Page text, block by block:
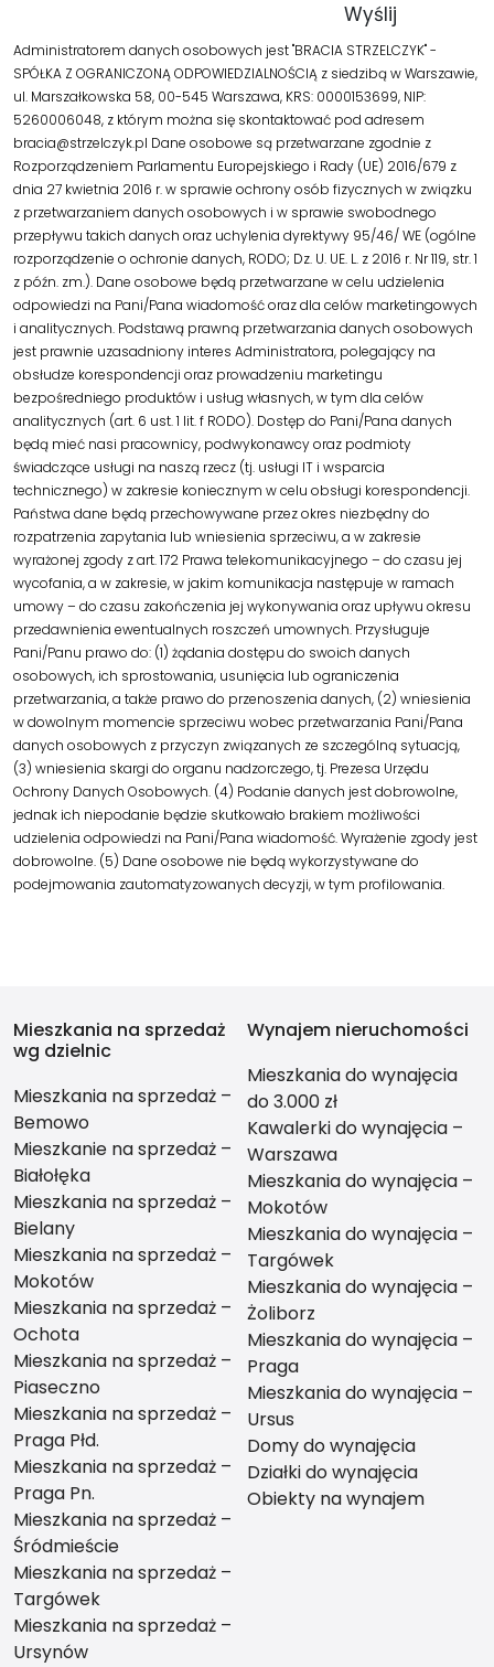
Administratorem danych osobowych jest "BRACIA STRZELCZYK" -
SPÓŁKA Z OGRANICZONĄ ODPOWIEDZIALNOŚCIĄ z siedzibą w Warszawie,
ul. Marszałkowska 58, 00-545 Warszawa, KRS: 0000153699, NIP:
5260006048, z którym można się skontaktować pod adresem
bracia@strzelczyk.pl Dane osobowe są przetwarzane zgodnie z
Rozporządzeniem Parlamentu Europejskiego i Rady (UE) 2016/679 z
dnia 27 kwietnia 2016 r. w sprawie ochrony osób fizycznych w związku
z przetwarzaniem danych osobowych i w sprawie swobodnego
przepływu takich danych oraz uchylenia dyrektywy 95/46/ WE (ogólne
rozporządzenie o ochronie danych, RODO; Dz. U. UE. L. z 2016 r. Nr 119, str. 1
z późn. zm.). Dane osobowe będą przetwarzane w celu udzielenia
odpowiedzi na Pani/Pana wiadomość oraz dla celów marketingowych
i analitycznych. Podstawą prawną przetwarzania danych osobowych
jest prawnie uzasadniony interes Administratora, polegający na
obsłudze korespondencji oraz prowadzeniu marketingu
bezpośredniego produktów i usług własnych, w tym dla celów
analitycznych (art. 6 ust. 1 lit. f RODO). Dostęp do Pani/Pana danych
będą mieć nasi pracownicy, podwykonawcy oraz podmioty
świadczące usługi na naszą rzecz (tj. usługi IT i wsparcia
technicznego) w zakresie koniecznym w celu obsługi korespondencji.
Państwa dane będą przechowywane przez okres niezbędny do
rozpatrzenia zapytania lub wniesienia sprzeciwu, a w zakresie
wyrażonej zgody z art. 172 Prawa telekomunikacyjnego – do czasu jej
wycofania, a w zakresie, w jakim komunikacja następuje w ramach
umowy – do czasu zakończenia jej wykonywania oraz upływu okresu
przedawnienia ewentualnych roszczeń umownych. Przysługuje
Pani/Panu prawo do: (1) żądania dostępu do swoich danych
osobowych, ich sprostowania, usunięcia lub ograniczenia
przetwarzania, a także prawo do przenoszenia danych, (2) wniesienia
w dowolnym momencie sprzeciwu wobec przetwarzania Pani/Pana
danych osobowych z przyczyn związanych ze szczególną sytuacją,
(3) wniesienia skargi do organu nadzorczego, tj. Prezesa Urzędu
Ochrony Danych Osobowych. (4) Podanie danych jest dobrowolne,
jednak ich niepodanie będzie skutkowało brakiem możliwości
udzielenia odpowiedzi na Pani/Pana wiadomość. Wyrażenie zgody jest
dobrowolne. (5) Dane osobowe nie będą wykorzystywane do
podejmowania zautomatyzowanych decyzji, w tym profilowania.
Mieszkania na sprzedaż
wg dzielnic
Mieszkania na sprzedaż –
Bemowo
Mieszkanie na sprzedaż –
Białołęka
Mieszkania na sprzedaż –
Bielany
Mieszkania na sprzedaż –
Mokotów
Mieszkania na sprzedaż –
Ochota
Mieszkania na sprzedaż –
Piaseczno
Mieszkania na sprzedaż –
Praga Płd.
Mieszkania na sprzedaż –
Praga Pn.
Mieszkania na sprzedaż –
Śródmieście
Mieszkania na sprzedaż –
Targówek
Mieszkania na sprzedaż –
Ursynów
Wynajem nieruchomości
Mieszkania do wynajęcia
do 3.000 zł
Kawalerki do wynajęcia –
Warszawa
Mieszkania do wynajęcia –
Mokotów
Mieszkania do wynajęcia –
Targówek
Mieszkania do wynajęcia –
Żoliborz
Mieszkania do wynajęcia –
Praga
Mieszkania do wynajęcia –
Ursus
Domy do wynajęcia
Działki do wynajęcia
Obiekty na wynajem